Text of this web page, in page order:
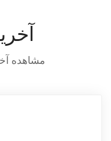
مشاهده